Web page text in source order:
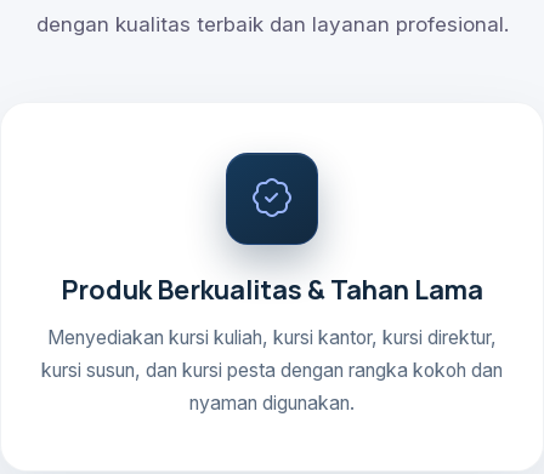
dengan kualitas terbaik dan layanan profesional.
Produk Berkualitas & Tahan Lama
Menyediakan kursi kuliah, kursi kantor, kursi direktur,
kursi susun, dan kursi pesta dengan rangka kokoh dan
nyaman digunakan.